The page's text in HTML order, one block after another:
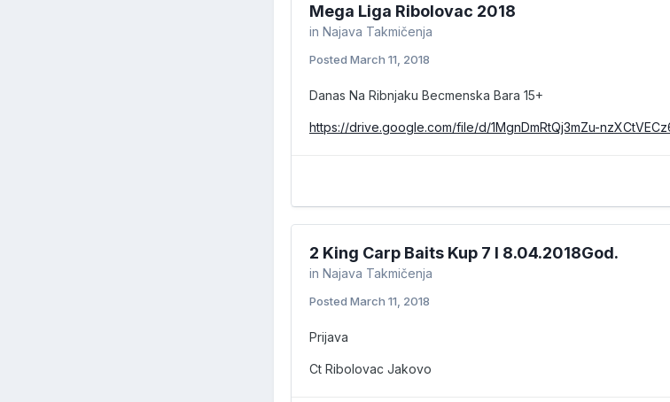
Mega Liga Ribolovac 2018
in Najava Takmičenja
Posted March 11, 2018
Danas Na Ribnjaku Becmenska Bara 15+
https://drive.google.com/file/d/1MgnDmRtQj3mZu-
2 King Carp Baits Kup 7 I 8.04.2018God.
in Najava Takmičenja
Posted March 11, 2018
Prijava
Ct Ribolovac Jakovo